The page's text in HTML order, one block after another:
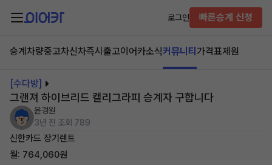
로그인 빠른승계 신청
승계차량중고차신차즉시출고이어카소식커뮤니티 가격표제원
[수다방]
그랜져 하이브리드 캘리그라피 승계자 구합니다
윤경원
3년 전 조회 789
신한카드 장기렌트
월: 764,060원